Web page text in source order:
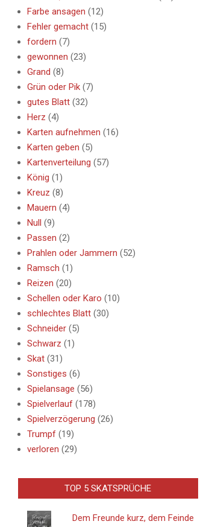
Farbe ansagen (12)
Fehler gemacht (15)
fordern (7)
gewonnen (23)
Grand (8)
Grün oder Pik (7)
gutes Blatt (32)
Herz (4)
Karten aufnehmen (16)
Karten geben (5)
Kartenverteilung (57)
König (1)
Kreuz (8)
Mauern (4)
Null (9)
Passen (2)
Prahlen oder Jammern (52)
Ramsch (1)
Reizen (20)
Schellen oder Karo (10)
schlechtes Blatt (30)
Schneider (5)
Schwarz (1)
Skat (31)
Sonstiges (6)
Spielansage (56)
Spielverlauf (178)
Spielverzögerung (26)
Trumpf (19)
verloren (29)
TOP 5 SKATSPRÜCHE
Dem Freunde kurz, dem Feinde